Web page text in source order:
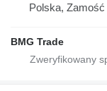
Polska, Zamość
BMG Trade